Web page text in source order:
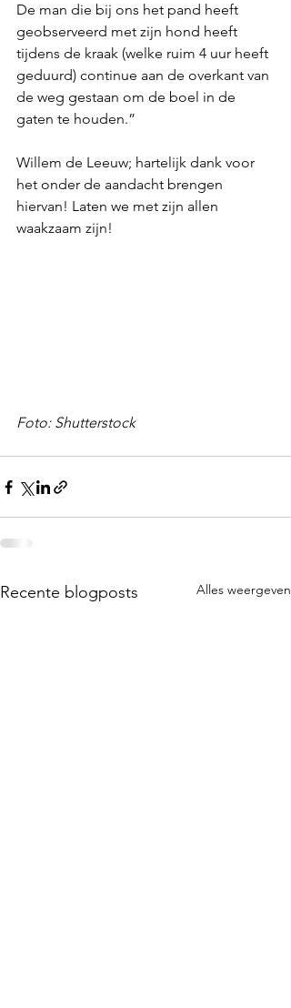
De man die bij ons het pand heeft
geobserveerd met zijn hond heeft
tijdens de kraak (welke ruim 4 uur heeft
geduurd) continue aan de overkant van
de weg gestaan om de boel in de
gaten te houden.”
Willem de Leeuw; hartelijk dank voor
het onder de aandacht brengen
hiervan! Laten we met zijn allen
waakzaam zijn!
Foto: Shutterstock
Recente blogposts Alles weergeven